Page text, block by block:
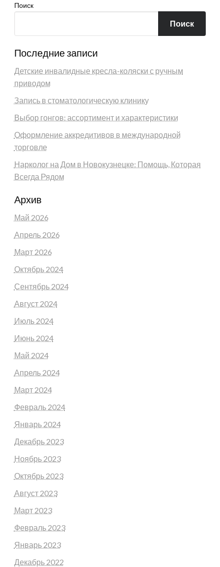
Поиск
Поиск
Последние записи
Детские инвалидные кресла-коляски с ручным
приводом
Запись в стоматологическую клинику
Выбор гонгов: ассортимент и характеристики
Оформление аккредитивов в международной
торговле
Нарколог на Дом в Новокузнецке: Помощь, Которая
Всегда Рядом
Архив
Май 2026
Апрель 2026
Март 2026
Октябрь 2024
Сентябрь 2024
Август 2024
Июль 2024
Июнь 2024
Май 2024
Апрель 2024
Март 2024
Февраль 2024
Январь 2024
Декабрь 2023
Ноябрь 2023
Октябрь 2023
Август 2023
Март 2023
Февраль 2023
Январь 2023
Декабрь 2022